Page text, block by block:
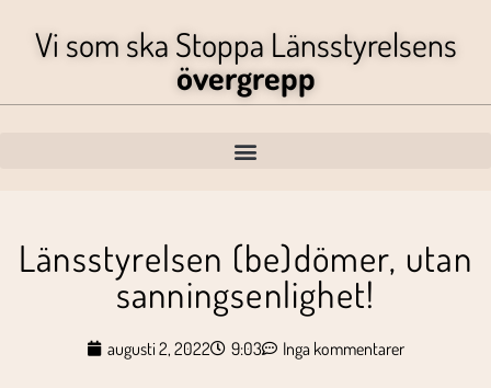
Vi som ska Stoppa Länsstyrelsens
övergrepp
Länsstyrelsen (be)dömer, utan
sanningsenlighet!
augusti 2, 2022 9:03 Inga kommentarer